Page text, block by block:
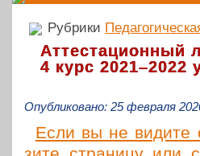
Рубрики
Аттестационный
4 курс 2021–2022
Опубликовано: 25 февраля
Если вы не видите